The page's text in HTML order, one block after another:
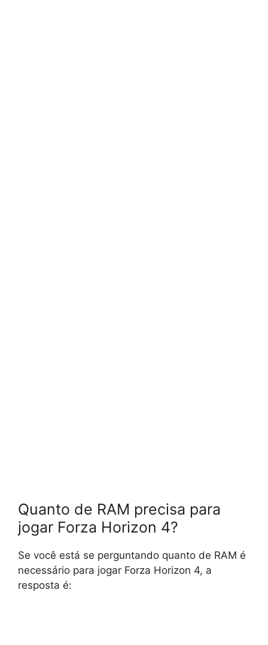
Quanto de RAM precisa para
jogar Forza Horizon 4?
Se você está se perguntando quanto de RAM é
necessário para jogar Forza Horizon 4, a
resposta é: